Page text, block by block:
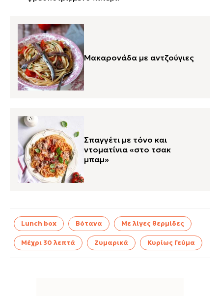
Μακαρονάδα με αντζούγιες
Σπαγγέτι με τόνο και
ντοματίνια «στο τσακ
μπαμ»
Lunch box Βότανα Με λίγες θερμίδες
Μέχρι 30 λεπτά Ζυμαρικά Κυρίως Γεύμα